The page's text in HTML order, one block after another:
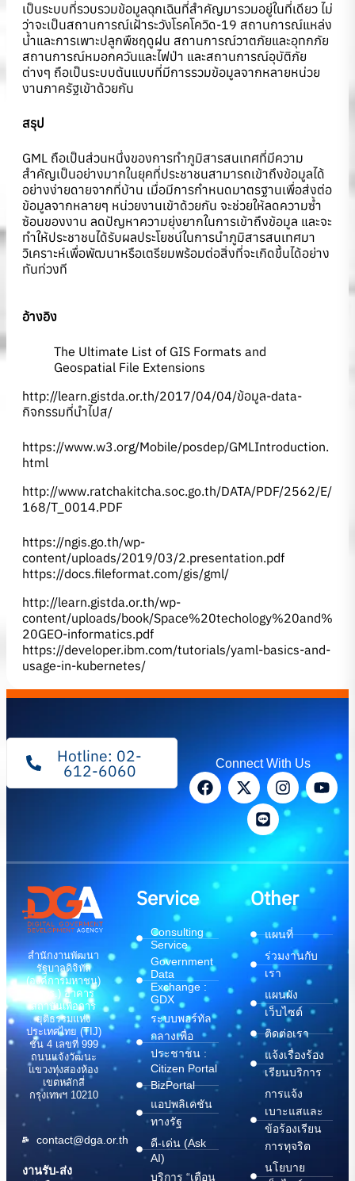
เป็นระบบที่รวบรวมข้อมูลฉุกเฉินที่สำคัญมารวมอยู่ในที่เดียว ไม่
ว่าจะเป็นสถานการณ์เฝ้าระวังโรคโควิด-19 สถานการณ์แหล่ง
น้ำและการเพาะปลูกพืชฤดูฝน สถานการณ์วาตภัยและอุทกภัย
สถานการณ์หมอกควันและไฟป่า และสถานการณ์อุบัติภัย
ต่างๆ ถือเป็นระบบต้นแบบที่มีการรวมข้อมูลจากหลายหน่วย
งานภาครัฐเข้าด้วยกัน
สรุป
GML ถือเป็นส่วนหนึ่งของการทำภูมิสารสนเทศที่มีความ
สำคัญเป็นอย่างมากในยุคที่ประชาชนสามารถเข้าถึงข้อมูลได้
อย่างง่ายดายจากที่บ้าน เมื่อมีการกำหนดมาตรฐานเพื่อส่งต่อ
ข้อมูลจากหลายๆ หน่วยงานเข้าด้วยกัน จะช่วยให้ลดความซ้ำ
ซ้อนของงาน ลดปัญหาความยุ่งยากในการเข้าถึงข้อมูล และจะ
ทำให้ประชาชนได้รับผลประโยชน์ในการนำภูมิสารสนเทศมา
วิเคราะห์เพื่อพัฒนาหรือเตรียมพร้อมต่อสิ่งที่จะเกิดขึ้นได้อย่าง
ทันท่วงที
อ้างอิง
The Ultimate List of GIS Formats and
Geospatial File Extensions
http://learn.gistda.or.th/2017/04/04/ข้อมูล-data-
กิจกรรมที่นำไปส/
https://www.w3.org/Mobile/posdep/GMLIntroduction.
html
http://www.ratchakitcha.soc.go.th/DATA/PDF/2562/E/
168/T_0014.PDF
https://ngis.go.th/wp-
content/uploads/2019/03/2.presentation.pdf
https://docs.fileformat.com/gis/gml/
http://learn.gistda.or.th/wp-
content/uploads/book/Space%20techology%20and%
20GEO-informatics.pdf
https://developer.ibm.com/tutorials/yaml-basics-and-
usage-in-kubernetes/
Hotline: 02-
612-6060 Connect With Us
สำนักงานพัฒนา
รัฐบาลดิจิทัล
(องค์การมหาชน)
(สพร.) อาคาร
สถาบันเพื่อการ
ยุติธรรมแห่ง
ประเทศไทย (TIJ)
ชั้น 4 เลขที่ 999
ถนนแจ้งวัฒนะ
แขวงทุ่งสองห้อง
เขตหลักสี่
กรุงเทพฯ 10210
contact@dga.or.th
งานรับ-ส่ง
Service
Consulting
Service
Government
Data
Exchange :
GDX
ระบบพอร์ทัล
กลางเพื่อ
ประชาชน :
Citizen Portal
BizPortal
แอปพลิเคชัน
ทางรัฐ
ดี-เด่น (Ask
AI)
บริการ “เตือน
Other
แผนที่
ร่วมงานกับ
เรา
แผนผัง
เว็บไซต์
ติดต่อเรา
แจ้งเรื่องร้อง
เรียนบริการ
การแจ้ง
เบาะแสและ
ข้อร้องเรียน
การทุจริต
นโยบาย